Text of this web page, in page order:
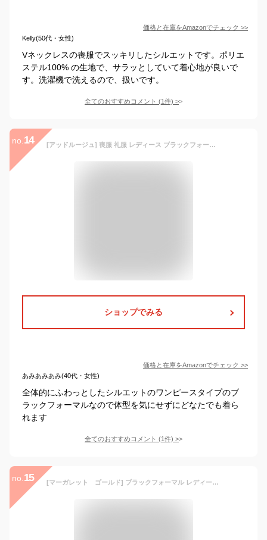
価格と在庫をAmazonでチェック >>
Kelly(50代・女性)
Vネックレスの喪服でスッキリしたシルエットです。ポリエ
ステル100% の生地で、サラッとしていて着心地が良いで
す。洗濯機で洗えるので、扱いです。
全てのおすすめコメント (1件) >
no. 14 [アッドルージュ] 喪服 礼服 レディース ブラックフォーマル ワンピース単品 大きいサイズ 小さいサイズ ロング丈 ゆったり 春 夏 秋 冬 オールシーズン 体型カバー 洗える【m5381】 レギュラー丈 11号
ショップでみる
価格と在庫をAmazonでチェック >>
あみあみあみ(40代・女性)
全体的にふわっとしたシルエットのワンピースタイプのブ
ラックフォーマルなので体型を気にせずにどなたでも着ら
れます
全てのおすすめコメント (1件) >
no. 15 [マーガレット ゴールド] ブラックフォーマル レディース 喪服 アンサンブル ワンピース 礼服 洗える 冠婚葬祭 m433-13